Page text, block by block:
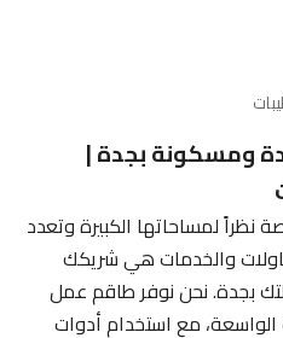
ومسكونة بجدة |
لمساحاتها الكبيرة وتعدد
والخدمات هي شريكك
بجدة. نحن نوفر طاقم عمل
مع استخدام أدوات